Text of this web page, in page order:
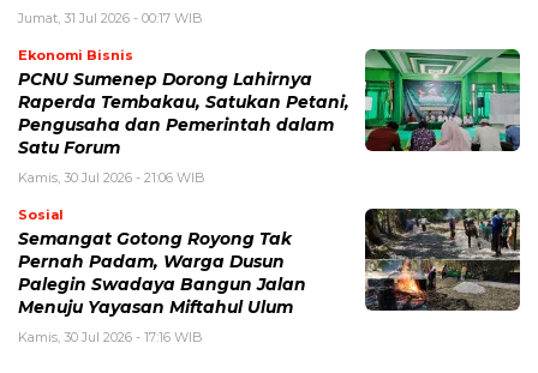
Jumat, 31 Jul 2026 - 00:17 WIB
Ekonomi Bisnis
PCNU Sumenep Dorong Lahirnya
Raperda Tembakau, Satukan Petani,
Pengusaha dan Pemerintah dalam
Satu Forum
Kamis, 30 Jul 2026 - 21:06 WIB
Sosial
Semangat Gotong Royong Tak
Pernah Padam, Warga Dusun
Palegin Swadaya Bangun Jalan
Menuju Yayasan Miftahul Ulum
Kamis, 30 Jul 2026 - 17:16 WIB